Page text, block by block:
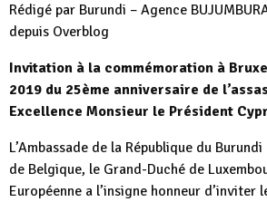
Rédigé par Burundi – Agence
depuis Overblog
Invitation à la commémoration à
2019 du 25ème anniversaire de
Excellence Monsieur le Président
L’Ambassade de la République du
de Belgique, le Grand-Duché de
Européenne a l’insigne honneur d’inviter